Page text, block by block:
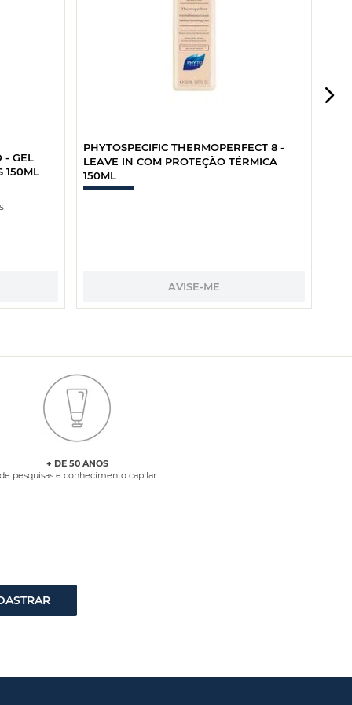
- GEL
150ML
PHYTOSPECIFIC THERMOPERFECT 8 -
LEAVE IN COM PROTEÇÃO TÉRMICA
150ML
AVISE-ME
+ DE 50 ANOS
de pesquisas e conhecimento capilar